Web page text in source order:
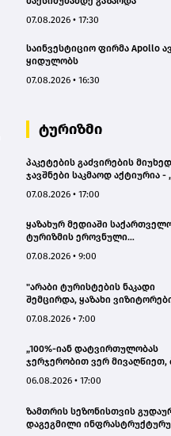
07.08.2026 • 17:30
საინვესტიციო ფირმა Apollo
ყიდულობს
07.08.2026 • 16:30
ტურიზმი
პაკეტების გაძვირების
ჯავშნები საკმაოდ აქტიურია -
07.08.2026 • 17:00
ყაზახურ მედიაში
ტურიზმის ეროვნული
კამპანიის ფარგლებში
07.08.2026 • 9:00
"არაბი ტურისტების ნაკადი
შემცირდა, ყაზახი
Hotel
07.08.2026 • 7:00
„100%-იან დატვირთულობას
ჯერჯერობით ვერ
გაუქმდა“ - Kobuleti Beach Club
06.08.2026 • 17:00
ზამთრის სეზონისთვის
დაგეგმილი